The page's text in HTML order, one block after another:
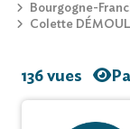
Bourgogne-
Colette
136 vues